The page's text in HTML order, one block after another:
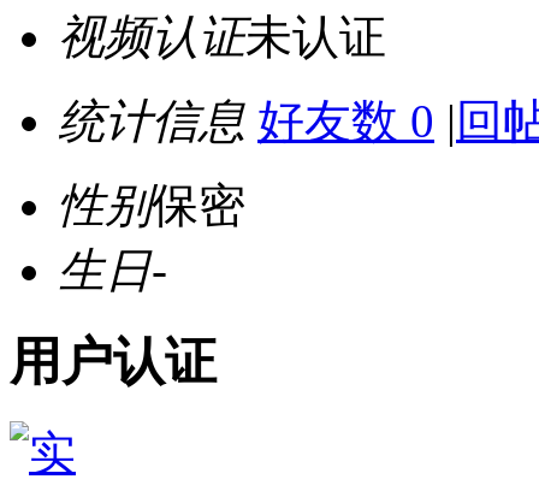
视频认证未认证
统计信息 好友数 0 | 回
性别保密
生日-
用户认证